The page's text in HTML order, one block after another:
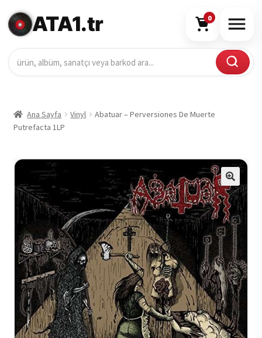
ATA1.tr 0
Ana Sayfa Vinyl
Abatuar – Perversiones De Muerte
Putrefacta 1LP
🔍